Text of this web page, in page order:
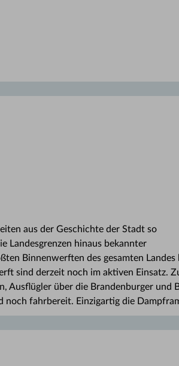
aus der Geschichte der Stadt so
Landesgrenzen hinaus bekannter
Binnenwerften des gesamten
sind derzeit noch im aktiven Einsatz.
Ausflügler über die Brandenburger und
noch fahrbereit. Einzigartig die